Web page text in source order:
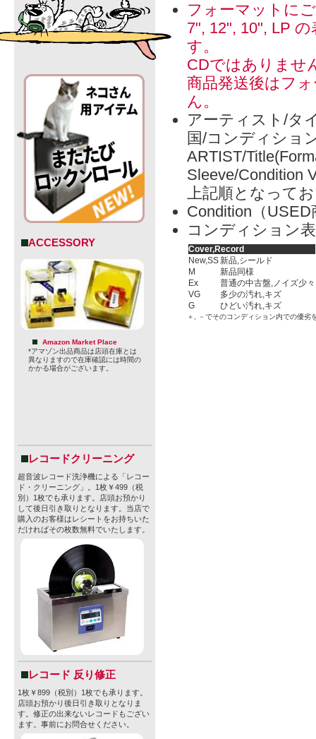
ACCESSORY
Amazon Market Place
*アマゾン出品商品は店頭在庫とは
異なりますので在庫確認には時間の
かかる場合がございます。
レコードクリーニング
超音波レコード洗浄機による「レコー
ド・クリーニング」。1枚￥499（税
別）1枚でも承ります。店頭お預かり
して後日引き取りとなります。当店で
購入のお客様はレシートをお持ちいた
だければその枚数無料でいたします。
レコード 反り修正
1枚￥899（税別）1枚でも承ります。
店頭お預かり後日引き取りとなりま
す。修正の出来ないレコードもござい
ます。事前にお問合せください。
フォーマットに
7", 12", 10", LP
す。
CDではありませ
商品発送後はフ
ん。
アーティスト/タ
国/コンディショ
ARTIST/
Sleeve/Condition
上記順となって
Condition（
コンディション
Cover,Record
New,SS新品,シールド
M
新品同様
Ex
普通の中古盤,ノイズ少々
VG
多少の汚れ,キズ
G
ひどい汚れ,キズ
＋, －でそのコンディション内での優劣